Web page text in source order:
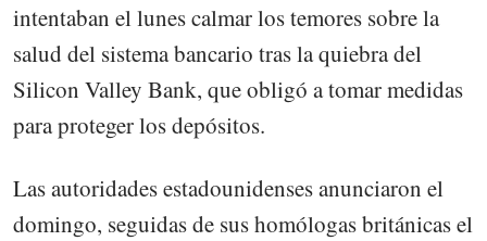
intentaban el lunes calmar los temores sobre la
salud del sistema bancario tras la quiebra del
Silicon Valley Bank, que obligó a tomar medidas
para proteger los depósitos.
Las autoridades estadounidenses anunciaron el
domingo, seguidas de sus homólogas británicas el